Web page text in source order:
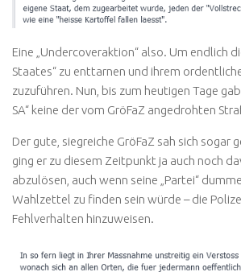
Eine „Undercoveraktion“ also. Um endlich
Staates“ zu enttarnen und ihrem
zuzuführen. Nun, bis zum heutigen Tage
SA“ keine der vom GröFaZ angedrohten
Der gute, siegreiche GröFaZ sah sich sogar
ging er zu diesem Zeitpunkt ja auch noch
abzulösen, auch wenn seine „Partei“
Wahlzettel zu finden sein würde – die
Fehlverhalten hinzuweisen.